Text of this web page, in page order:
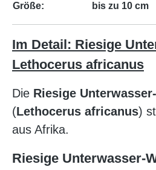
Größe:
bis zu 10 cm
Im Detail: Riesige
Lethocerus africanus
Die Riesige
(Lethocerus africanus)
aus Afrika.
Riesige Unterwasser-